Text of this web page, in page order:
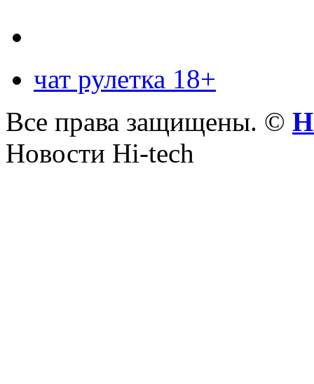
чат рулетка 18+
Все права защищены. ©
Новости Hi-tech